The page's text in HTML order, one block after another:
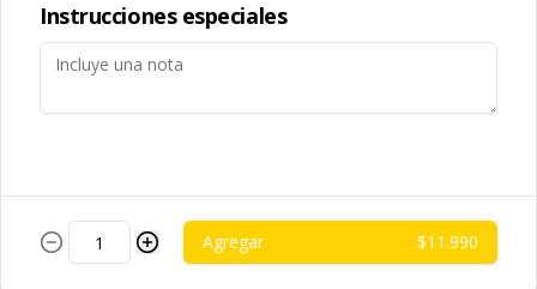
Fideo de Arroz
-台灣米粉-
Fideos artesanales
-手工拉麵-
Instrucciones especiales
Agregar $11.990